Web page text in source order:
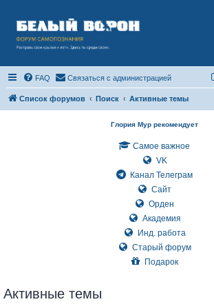
FAQ Связаться с администрацией
Список форумов Поиск Активные темы
Глория Мур рекомендует
Самое важное
VK
Канал Телеграм
Сайт
Орден
Академия
Инд. работа
Старый форум
Подарок
Активные темы